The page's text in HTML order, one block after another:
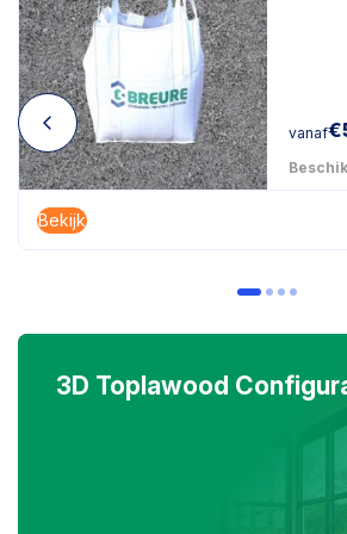
vanaf€
Bekijk
3D Toplawood